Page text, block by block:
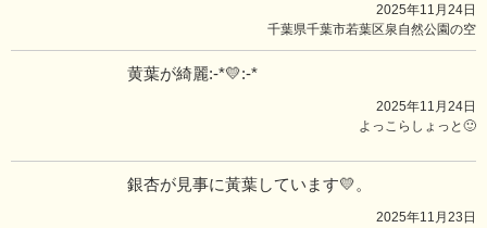
2025年11月24日
千葉県千葉市若葉区泉自然公園の空
黄葉が綺麗:⁠-⁠*💛:⁠-⁠*
2025年11月24日
よっこらしょっと🙂
銀杏が見事に黃葉しています💛。
2025年11月23日